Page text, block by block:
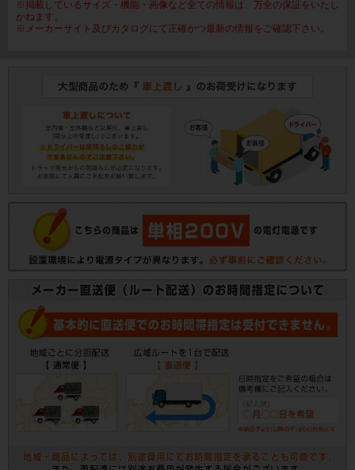
※掲載しているサイズ・機能・画像など全ての情報は、万全の保証をいたし
かねます。
※メーカーサイト及びカタログにて正確かつ最新の情報をご確認下さい。